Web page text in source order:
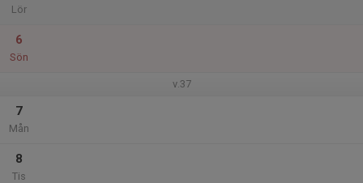
Lör
6
Sön
v.37
7
Mån
8
Tis